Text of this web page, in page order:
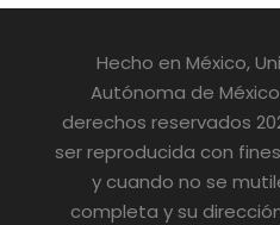
Hecho en México,
Autónoma de
derechos reservados
ser reproducida con
y cuando no se
completa y su